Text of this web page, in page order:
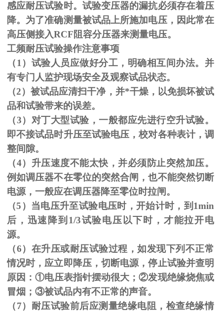
感应耐压试验时。试验变压器的漏抗必须存在着压
降。为了准确测量被试品上所施加电压，因此常在
高压侧接入RCF阻容分压器来测量电压。
工频耐压试验操作注意事项
（1 ）试验人员应做好分工，明确相互间办法。并
有专门人监护现场安全及观察试品状态。
（2）被试品应清扫干净，并*干燥，以免损坏被试
品和试验带来的误差。
（3）对丁大型试验，一般都应先进行空升试验。
即不接试品时升压至试验电压，校对各种表计，调
整间隙。
（4）升压速度不能太快，并必须防止突然加压。
例如调压器不在零位的突然合闸，也不能突然切断
电源，一般应在调压器降至零位时拉闸。
（5 ）当电压升至试验电压时，开始计时，到 1min
后，迅速降到 1/3试验电压以下时，才能拉开电
源。
（6）在升压或耐压试验过程，如发现下列不正常
情况时，应立即降压，切断电源，停止试验并查明
原因：①电压表指针摆动很大；②发现绝缘烧焦或
冒烟； ③被试品内有不正常的声音。
（7）耐压试验前后应测量绝缘电阻，检查绝缘情